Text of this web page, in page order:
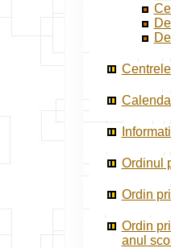
Ordinul
Ordin
Ordin
anul